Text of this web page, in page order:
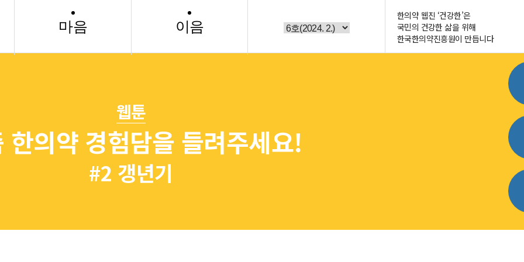
마음 이음
한의약 웹진 ‘건강한’은
국민의 건강한 삶을 위해
한국한의약진흥원이 만듭니다
웹툰
한의약 경험담을 들려주세요!
#2 갱년기